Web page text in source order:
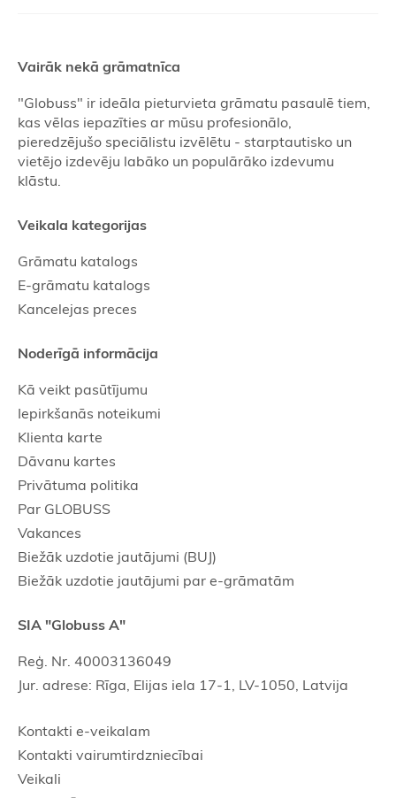
Vairāk nekā grāmatnīca
"Globuss" ir ideāla pieturvieta grāmatu pasaulē tiem,
kas vēlas iepazīties ar mūsu profesionālo,
pieredzējušo speciālistu izvēlētu - starptautisko un
vietējo izdevēju labāko un populārāko izdevumu
klāstu.
Veikala kategorijas
Grāmatu katalogs
E-grāmatu katalogs
Kancelejas preces
Noderīgā informācija
Kā veikt pasūtījumu
Iepirkšanās noteikumi
Klienta karte
Dāvanu kartes
Privātuma politika
Par GLOBUSS
Vakances
Biežāk uzdotie jautājumi (BUJ)
Biežāk uzdotie jautājumi par e-grāmatām
SIA "Globuss A"
Reģ. Nr. 40003136049
Jur. adrese: Rīga, Elijas iela 17-1, LV-1050, Latvija
Kontakti e-veikalam
Kontakti vairumtirdzniecībai
Veikali